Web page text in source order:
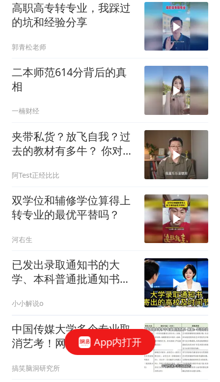
高职高专转专业，我踩过
的坑和经验分享
郭青松老师
二本师范614分背后的真
相
一楠财经
夹带私货？放飞自我？过
去的教材有多牛？ 你对课
阿Test正经比比
双学位和辅修学位算得上
转专业的最优平替吗？
河右生
已发出录取通知书的大
学、本科普通批通知书发
小小解说o
中国传媒大学多个专业取
消艺考！网友：早该如此
搞笑脑洞研究所
App内打开